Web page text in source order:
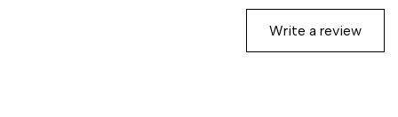
Write a review